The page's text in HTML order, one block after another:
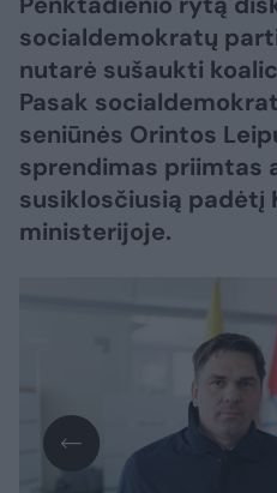
socialdemokratų
nutarė sušaukti
Pasak
seniūnės Orintos
sprendimas priimtas
susiklosčiusią padėtį
ministerijoje.